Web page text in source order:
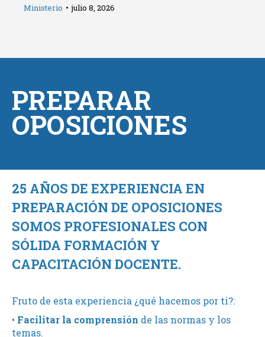
Ministerio julio 8, 2026
PREPARAR
OPOSICIONES
25 AÑOS DE EXPERIENCIA EN
PREPARACIÓN DE OPOSICIONES
SOMOS PROFESIONALES CON
SÓLIDA FORMACIÓN Y
CAPACITACIÓN DOCENTE.
Fruto de esta experiencia ¿qué hacemos por ti?:
• Facilitar la comprensión de las normas y los
temas.